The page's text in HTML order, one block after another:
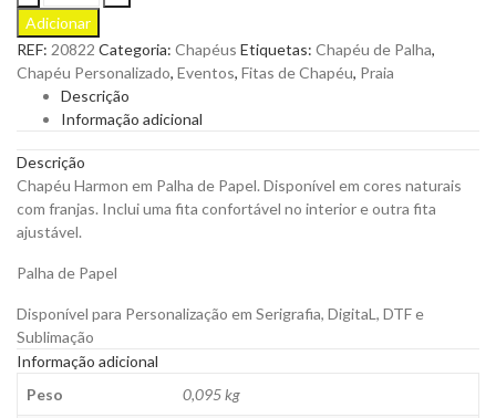
Harmon
em
Palha
de
Papel
para
quantity
Adicionar
REF: 20822 Categoria: Chapéus Etiquetas: Chapéu de Palha,
Chapéu Personalizado, Eventos, Fitas de Chapéu, Praia
Descrição
Informação adicional
Descrição
Chapéu Harmon em Palha de Papel. Disponível em cores naturais
com franjas. Inclui uma fita confortável no interior e outra fita
ajustável.
Palha de Papel
Disponível para Personalização em Serigrafia, DigitaL, DTF e
Sublimação
Informação adicional
Peso
0,095 kg